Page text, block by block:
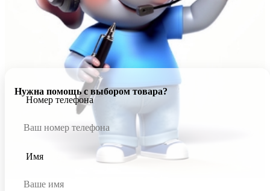
Нужна помощь с выбором товара?
Номер телефона
Имя